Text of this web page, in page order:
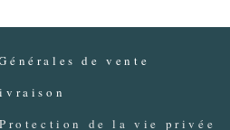
de vente
de la vie privée